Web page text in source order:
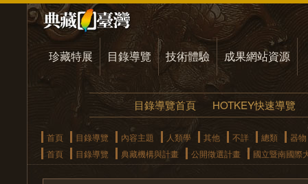
珍藏特展 目錄導覽 技術體驗 成果網站資源
目錄導覽首頁 HOTKEY快速導覽
首頁 目錄導覽 內容主題 人類學 其他 不詳 總類
器物
首頁
目錄導覽 典藏機構與計畫 公開徵選計畫 國立暨南國際